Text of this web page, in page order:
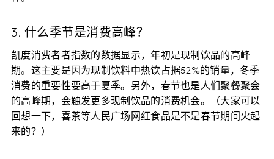
3. 什么季节是消费高峰？
凯度消费者者指数的数据显示，年初是现制饮品的高峰
期。这主要是因为现制饮料中热饮占据52%的销量，冬季
消费的重要性要高于夏季。另外，春节也是人们聚餐聚会
的高峰期，会触发更多现制饮品的消费机会。（大家可以
回想一下，喜茶等人民广场网红食品是不是春节期间火起
来的？）